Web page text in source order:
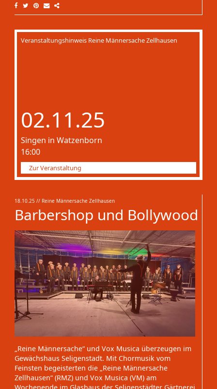
Veranstaltungshinweis Reine Männersache Zellhausen
02.11.25
Singen in Watzenborn
16:00
Zur Veranstaltung
18.10.25 // Reine Männersache Zellhausen
Barbershop und Bollywood
„Reine Männersache“ und Vox Musica überzeugen im
Gewächshaus Seligenstadt. Mit Chormusik vom
Feinsten begeisterten die „Reine Männersache
Zellhausen“ (RMZ) und Vox Musica (VM) am
Wochenende im Glashaus der Seligenstädter Gärtnerei